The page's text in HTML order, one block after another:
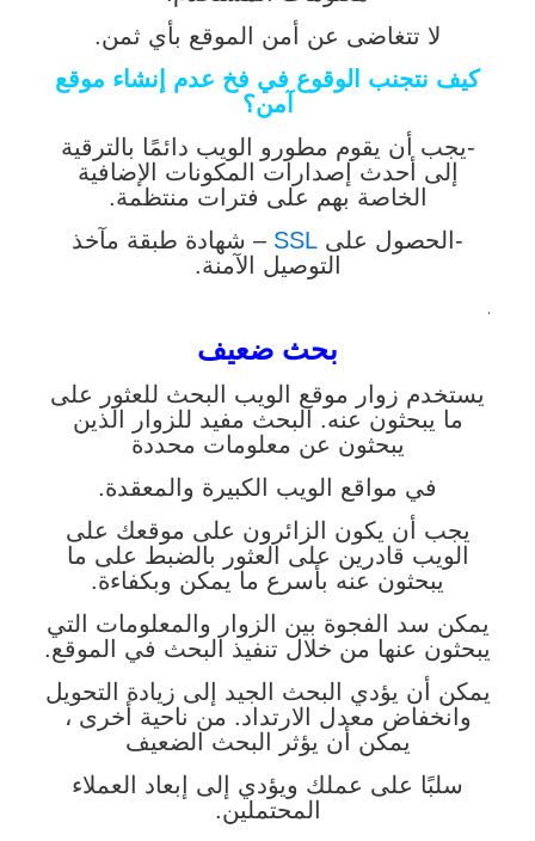
لا تتغاضى عن أمن الموقع بأي ثمن.
كيف نتجنب الوقوع في فخ عدم إنشاء موقع
آمن؟
-يجب أن يقوم مطورو الويب دائمًا بالترقية
إلى أحدث إصدارات المكونات الإضافية
الخاصة بهم على فترات منتظمة.
-الحصول على SSL – شهادة طبقة مآخذ
التوصيل الآمنة.
.
بحث ضعيف
يستخدم زوار موقع الويب البحث للعثور على
ما يبحثون عنه. البحث مفيد للزوار الذين
يبحثون عن معلومات محددة
في مواقع الويب الكبيرة والمعقدة.
يجب أن يكون الزائرون على موقعك على
الويب قادرين على العثور بالضبط على ما
يبحثون عنه بأسرع ما يمكن وبكفاءة.
يمكن سد الفجوة بين الزوار والمعلومات التي
يبحثون عنها من خلال تنفيذ البحث في الموقع.
يمكن أن يؤدي البحث الجيد إلى زيادة التحويل
وانخفاض معدل الارتداد. من ناحية أخرى ،
يمكن أن يؤثر البحث الضعيف
سلبًا على عملك ويؤدي إلى إبعاد العملاء
المحتملين.